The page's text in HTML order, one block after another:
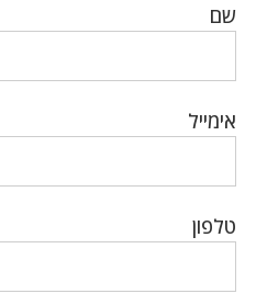
שם
אימייל
טלפון